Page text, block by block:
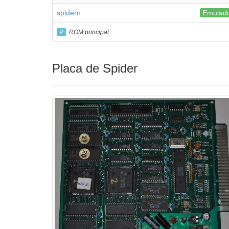
spidern
P : ROM principal.
Placa de Spider